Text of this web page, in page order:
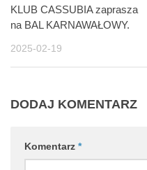
KLUB CASSUBIA zaprasza
na BAL KARNAWAŁOWY.
2025-02-19
DODAJ KOMENTARZ
Komentarz *